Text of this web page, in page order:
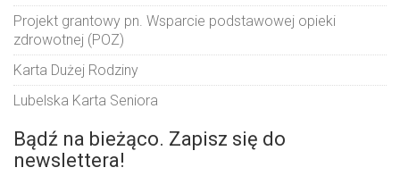
Projekt grantowy pn. Wsparcie podstawowej opieki
zdrowotnej (POZ)
Karta Dużej Rodziny
Lubelska Karta Seniora
Bądź na bieżąco. Zapisz się do
newslettera!